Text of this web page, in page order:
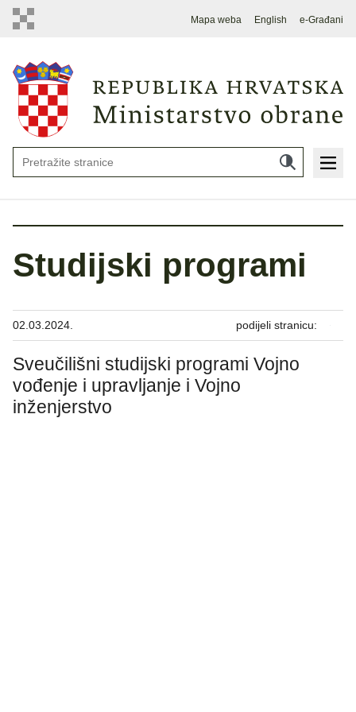
Mapa weba English e-Građani
Studijski programi
02.03.2024. podijeli stranicu:
Sveučilišni studijski programi Vojno
vođenje i upravljanje i Vojno
inženjerstvo